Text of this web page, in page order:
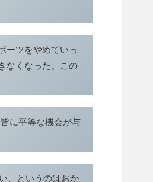
ーツをやめていっ
なくなった。この
に平等な機会が与
、というのはおか